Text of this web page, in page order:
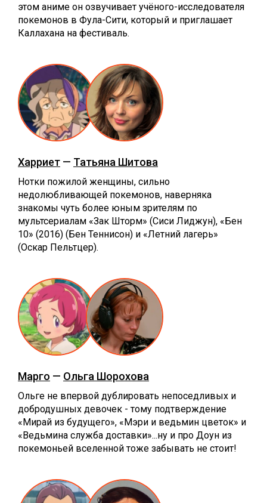
этом аниме он озвучивает учёного-исследователя
покемонов в Фула-Сити, который и приглашает
Каллахана на фестиваль.
Харриет — Татьяна Шитова
Нотки пожилой женщины, сильно
недолюбливающей покемонов, наверняка
знакомы чуть более юным зрителям по
мультсериалам «Зак Шторм» (Сиси Лиджун), «Бен
10» (2016) (Бен Теннисон) и «Летний лагерь»
(Оскар Пельтцер).
Марго — Ольга Шорохова
Ольге не впервой дублировать непоседливых и
добродушных девочек - тому подтверждение
«‎Мирай из будущего», «Мэри и ведьмин цветок» и
«Ведьмина служба доставки»...ну и про Доун из
покемоньей вселенной тоже забывать не стоит!